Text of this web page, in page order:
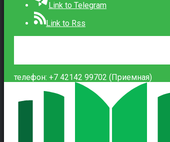
Link to Telegram
Link to Rss
телефон: +7 42142 99702 (Приемная)